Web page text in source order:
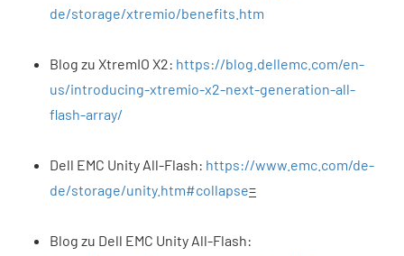
de/storage/xtremio/benefits.htm
Blog zu XtremIO X2: https://blog.dellemc.com/en-
us/introducing-xtremio-x2-next-generation-all-
flash-array/
Dell EMC Unity All-Flash: https://www.emc.com/de-
de/storage/unity.htm#collapse=
Blog zu Dell EMC Unity All-Flash: